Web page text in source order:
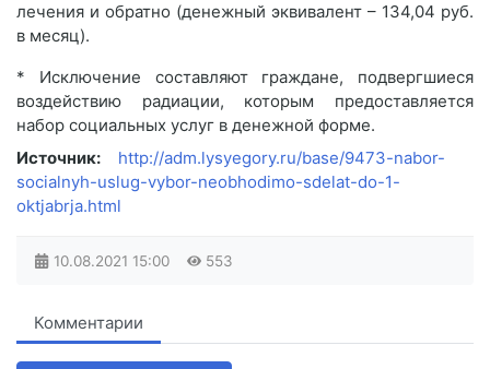
лечения и обратно (денежный эквивалент – 134,04 руб.
в месяц).
* Исключение составляют граждане, подвергшиеся
воздействию радиации, которым предоставляется
набор социальных услуг в денежной форме.
Источник:
http://adm.lysyegory.ru/base/9473-nabor-
socialnyh-uslug-vybor-neobhodimo-sdelat-do-1-
oktjabrja.html
10.08.2021 15:00 553
Комментарии